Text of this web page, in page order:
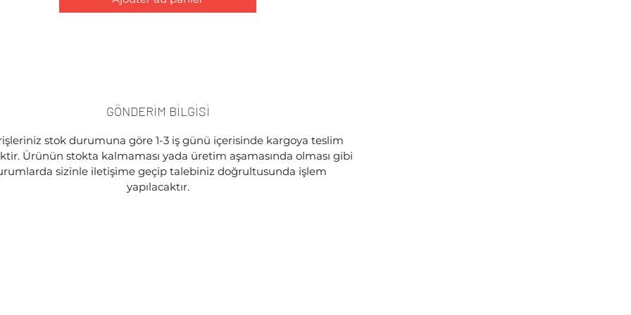
GÖNDERİM BİLGİSİ
stok durumuna göre 1-3 iş günü içerisinde kargoya teslim
Ürünün stokta kalmaması yada üretim aşamasında olması gibi
sizinle iletişime geçip talebiniz doğrultusunda işlem
yapılacaktır.